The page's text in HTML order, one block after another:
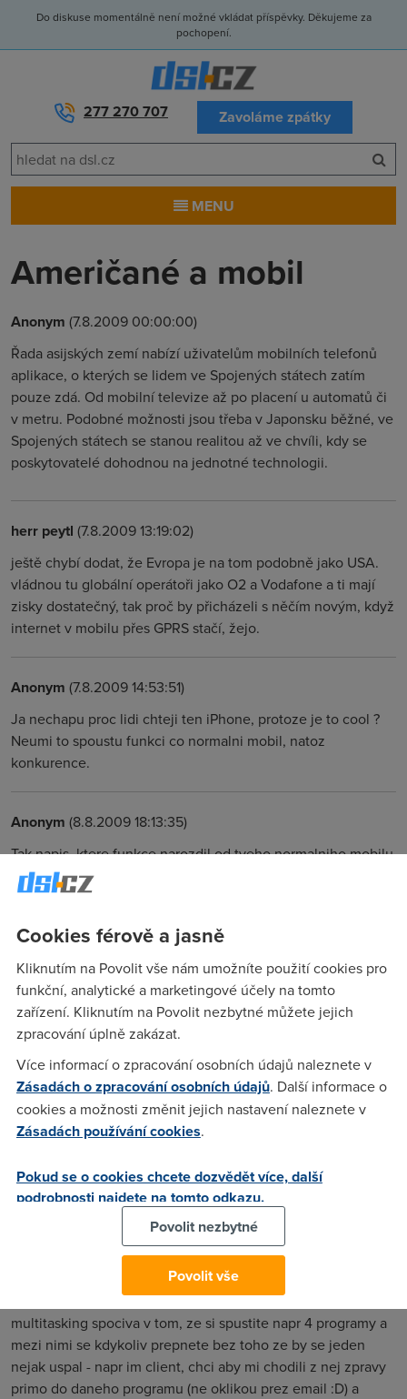
Do diskuse momentálně není možné vkládat příspěvky. Děkujeme za
pochopení.
277 270 707 Zavoláme zpátky
MENU
Američané a mobil
Anonym (7.8.2009 00:00:00)
Řada asijských zemí nabízí uživatelům mobilních telefonů
aplikace, o kterých se lidem ve Spojených státech zatím
pouze zdá. Od mobilní televize až po placení u automatů či
v metru. Podobné možnosti jsou třeba v Japonsku běžné, ve
Spojených státech se stanou realitou až ve chvíli, kdy se
poskytovatelé dohodnou na jednotné technologii.
herr peytl (7.8.2009 13:19:02)
ještě chybí dodat, že Evropa je na tom podobně jako USA.
vládnou tu globální operátoři jako O2 a Vodafone a ti mají
zisky dostatečný, tak proč by přicházeli s něčím novým, když
internet v mobilu přes GPRS stačí, žejo.
Anonym (7.8.2009 14:53:51)
Ja nechapu proc lidi chteji ten iPhone, protoze je to cool ?
Neumi to spoustu funkci co normalni mobil, natoz
konkurence.
Anonym (8.8.2009 18:13:35)
Tak napis, ktere funkce narozdil od tveho normalniho mobilu
neumi, verim tomu, ze neprijdes ani na jednu, ktera se neda
na iPhonu zprovoznit, spise je to obracene.
Tak treba multitasking ? To zvlada kdejaka nokie stara roky -
nejzakladnejsi funkce operacniho systemu.
Anonym(8.8.2009 22:07:58)
Operacni system v iPhonu zvlada multitasking samozrejme
take, jako kterykoliv jiny. Spise je zde jine reseni aplikaci,
bezicich na pozadi, nektere aplikace bezi dale i po jejich
vypnuti, pro ty ve kterych tohle nejde nastavit a chci aby
bezeli dale, pouzivam Backgrounder, takze zkus neco
(9.8.2009 09:28:38)
Tohle neni multitasking, to je jen jeho nahrazka -
multitasking spociva v tom, ze si spustite napr 4 programy a
mezi nimi se kdykoliv prepnete bez toho ze by se jeden
nejak uspal - napr im client, chci aby mi chodili z nej zpravy
primo do daneho programu (ne oklikou prez email :D) a
Cookies férově a jasně
Kliknutím na Povolit vše nám umožníte použití cookies pro
funkční, analytické a marketingové účely na tomto
zařízení. Kliknutím na Povolit nezbytné můžete jejich
zpracování úplně zakázat.
Více informací o zpracování osobních údajů naleznete v
Zásadách o zpracování osobních údajů. Další informace o
cookies a možnosti změnit jejich nastavení naleznete v
Zásadách používání cookies.
Pokud se o cookies chcete dozvědět více, další
podrobnosti najdete na tomto odkazu.
Povolit nezbytné
Povolit vše